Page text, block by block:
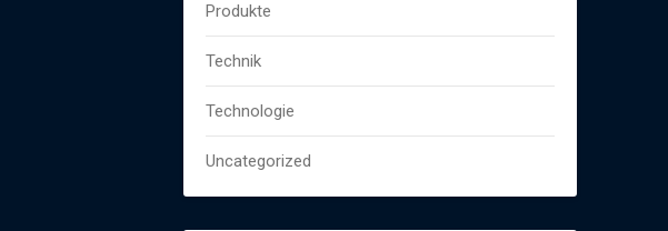
Produkte
Technik
Technologie
Uncategorized